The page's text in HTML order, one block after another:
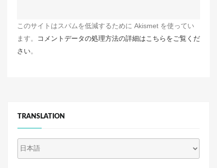
このサイトはスパムを低減するために Akismet を使ってい
ます。
コメントデータの処理方法の詳細はこちらをご覧くだ
さい。
TRANSLATION